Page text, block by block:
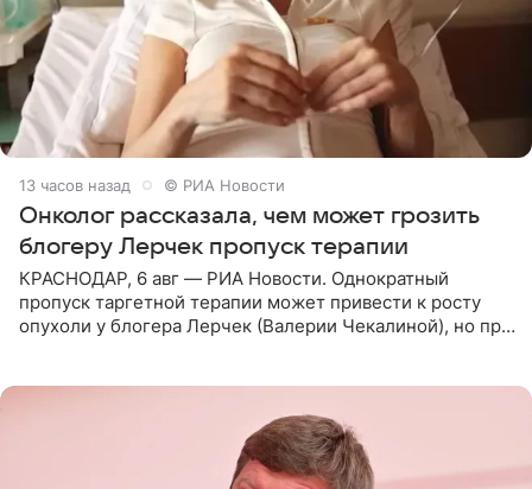
13 часов назад © РИА Новости
Онколог рассказала, чем может грозить
блогеру Лерчек пропуск терапии
КРАСНОДАР, 6 авг — РИА Новости. Однократный
пропуск таргетной терапии может привести к росту
опухоли у блогера Лерчек (Валерии Чекалиной), но при